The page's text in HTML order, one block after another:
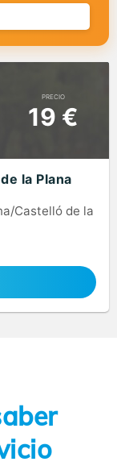
PRECIO
19 €
la Plana
Castelló de la